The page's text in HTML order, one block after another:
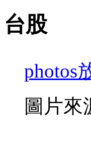
台股
photos
圖片來